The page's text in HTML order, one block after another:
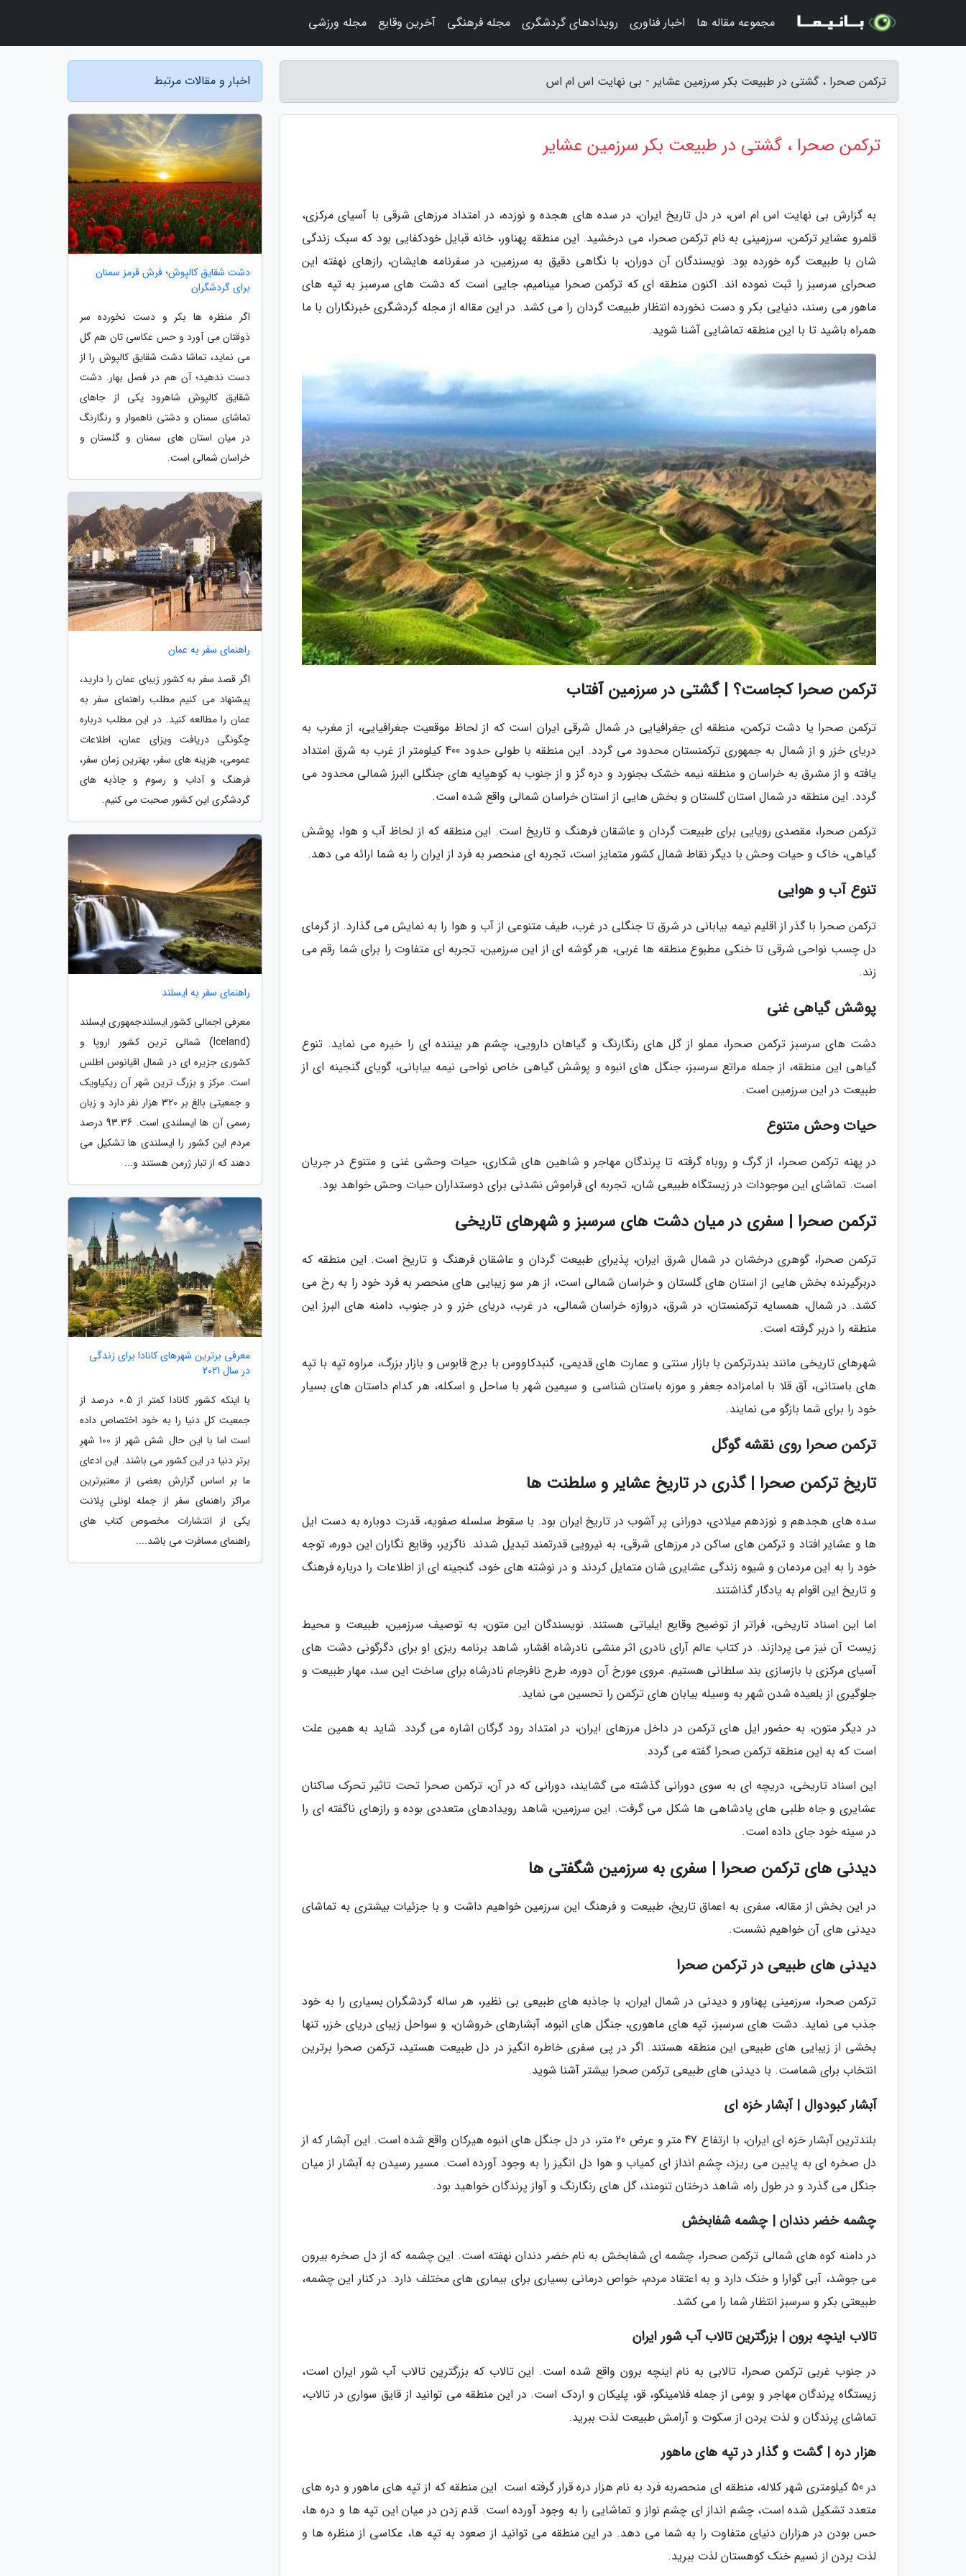
ترکمن صحرا ، گشتی در طبیعت بکر سرزمین عشایر - بی نهایت اس ام اس
ترکمن صحرا ، گشتی در طبیعت بکر سرزمین عشایر
به گزارش بی نهایت اس ام اس، در دل تاریخ ایران، در سده های هجده و نوزده، در امتداد مرزهای شرقی با آسیای مرکزی،
قلمرو عشایر ترکمن، سرزمینی به نام ترکمن صحرا، می درخشید. این منطقه پهناور، خانه قبایل خودکفایی بود که سبک زندگی
شان با طبیعت گره خورده بود. نویسندگان آن دوران، با نگاهی دقیق به سرزمین، در سفرنامه هایشان، رازهای نهفته این
صحرای سرسبز را ثبت نموده اند. اکنون منطقه ای که ترکمن صحرا مینامیم، جایی است که دشت های سرسبز به تپه های
ماهور می رسند، دنیایی بکر و دست نخورده انتظار طبیعت گردان را می کشد. در این مقاله از مجله گردشگری خبرنگاران با ما
همراه باشید تا با این منطقه تماشایی آشنا شوید.
ترکمن صحرا کجاست؟ | گشتی در سرزمین آفتاب
ترکمن صحرا یا دشت ترکمن، منطقه ای جغرافیایی در شمال شرقی ایران است که از لحاظ موقعیت جغرافیایی، از مغرب به
دریای خزر و از شمال به جمهوری ترکمنستان محدود می گردد. این منطقه با طولی حدود 400 کیلومتر از غرب به شرق امتداد
یافته و از مشرق به خراسان و منطقه نیمه خشک بجنورد و دره گز و از جنوب به کوهپایه های جنگلی البرز شمالی محدود می
گردد. این منطقه در شمال استان گلستان و بخش هایی از استان خراسان شمالی واقع شده است.
ترکمن صحرا، مقصدی رویایی برای طبیعت گردان و عاشقان فرهنگ و تاریخ است. این منطقه که از لحاظ آب و هوا، پوشش
گیاهی، خاک و حیات وحش با دیگر نقاط شمال کشور متمایز است، تجربه ای منحصر به فرد از ایران را به شما ارائه می دهد.
تنوع آب و هوایی
ترکمن صحرا با گذر از اقلیم نیمه بیابانی در شرق تا جنگلی در غرب، طیف متنوعی از آب و هوا را به نمایش می گذارد. از گرمای
دل چسب نواحی شرقی تا خنکی مطبوع منطقه ها غربی، هر گوشه ای از این سرزمین، تجربه ای متفاوت را برای شما رقم می
زند.
پوشش گیاهی غنی
دشت های سرسبز ترکمن صحرا، مملو از گل های رنگارنگ و گیاهان دارویی، چشم هر بیننده ای را خیره می نماید. تنوع
گیاهی این منطقه، از جمله مراتع سرسبز، جنگل های انبوه و پوشش گیاهی خاص نواحی نیمه بیابانی، گویای گنجینه ای از
طبیعت در این سرزمین است.
حیات وحش متنوع
در پهنه ترکمن صحرا، از گرگ و روباه گرفته تا پرندگان مهاجر و شاهین های شکاری، حیات وحشی غنی و متنوع در جریان
است. تماشای این موجودات در زیستگاه طبیعی شان، تجربه ای فراموش نشدنی برای دوستداران حیات وحش خواهد بود.
ترکمن صحرا | سفری در میان دشت های سرسبز و شهرهای تاریخی
ترکمن صحرا، گوهری درخشان در شمال شرق ایران، پذیرای طبیعت گردان و عاشقان فرهنگ و تاریخ است. این منطقه که
دربرگیرنده بخش هایی از استان های گلستان و خراسان شمالی است، از هر سو زیبایی های منحصر به فرد خود را به رخ می
کشد. در شمال، همسایه ترکمنستان، در شرق، دروازه خراسان شمالی، در غرب، دریای خزر و در جنوب، دامنه های البرز این
منطقه را دربر گرفته است.
شهرهای تاریخی مانند بندرترکمن با بازار سنتی و عمارت های قدیمی، گنبدکاووس با برج قابوس و بازار بزرگ، مراوه تپه با تپه
های باستانی، آق قلا با امامزاده جعفر و موزه باستان شناسی و سیمین شهر با ساحل و اسکله، هر کدام داستان های بسیار
خود را برای شما بازگو می نمایند.
ترکمن صحرا روی نقشه گوگل
تاریخ ترکمن صحرا | گذری در تاریخ عشایر و سلطنت ها
سده های هجدهم و نوزدهم میلادی، دورانی پر آشوب در تاریخ ایران بود. با سقوط سلسله صفویه، قدرت دوباره به دست ایل
ها و عشایر افتاد و ترکمن های ساکن در مرزهای شرقی، به نیرویی قدرتمند تبدیل شدند. ناگزیر، وقایع نگاران این دوره، توجه
خود را به این مردمان و شیوه زندگی عشایری شان متمایل کردند و در نوشته های خود، گنجینه ای از اطلاعات را درباره فرهنگ
و تاریخ این اقوام به یادگار گذاشتند.
اما این اسناد تاریخی، فراتر از توضیح وقایع ایلیاتی هستند. نویسندگان این متون، به توصیف سرزمین، طبیعت و محیط
زیست آن نیز می پردازند. در کتاب عالم آرای نادری اثر منشی نادرشاه افشار، شاهد برنامه ریزی او برای دگرگونی دشت های
آسیای مرکزی با بازسازی بند سلطانی هستیم. مروی مورخ آن دوره، طرح نافرجام نادرشاه برای ساخت این سد، مهار طبیعت و
جلوگیری از بلعیده شدن شهر به وسیله بیابان های ترکمن را تحسین می نماید.
در دیگر متون، به حضور ایل های ترکمن در داخل مرزهای ایران، در امتداد رود گرگان اشاره می گردد. شاید به همین علت
است که به این منطقه ترکمن صحرا گفته می گردد.
این اسناد تاریخی، دریچه ای به سوی دورانی گذشته می گشایند، دورانی که در آن، ترکمن صحرا تحت تاثیر تحرک ساکنان
عشایری و جاه طلبی های پادشاهی ها شکل می گرفت. این سرزمین، شاهد رویدادهای متعددی بوده و رازهای ناگفته ای را
در سینه خود جای داده است.
دیدنی های ترکمن صحرا | سفری به سرزمین شگفتی ها
در این بخش از مقاله، سفری به اعماق تاریخ، طبیعت و فرهنگ این سرزمین خواهیم داشت و با جزئیات بیشتری به تماشای
دیدنی های آن خواهیم نشست.
دیدنی های طبیعی در ترکمن صحرا
ترکمن صحرا، سرزمینی پهناور و دیدنی در شمال ایران، با جاذبه های طبیعی بی نظیر، هر ساله گردشگران بسیاری را به خود
جذب می نماید. دشت های سرسبز، تپه های ماهوری، جنگل های انبوه، آبشارهای خروشان، و سواحل زیبای دریای خزر، تنها
بخشی از زیبایی های طبیعی این منطقه هستند. اگر در پی سفری خاطره انگیز در دل طبیعت هستید، ترکمن صحرا برترین
انتخاب برای شماست. با دیدنی های طبیعی ترکمن صحرا بیشتر آشنا شوید.
آبشار کبودوال | آبشار خزه ای
بلندترین آبشار خزه ای ایران، با ارتفاع 47 متر و عرض 20 متر، در دل جنگل های انبوه هیرکان واقع شده است. این آبشار که از
دل صخره ای به پایین می ریزد، چشم انداز ای کمیاب و هوا دل انگیز را به وجود آورده است. مسیر رسیدن به آبشار از میان
جنگل می گذرد و در طول راه، شاهد درختان تنومند، گل های رنگارنگ و آواز پرندگان خواهید بود.
چشمه خضر دندان | چشمه شفابخش
در دامنه کوه های شمالی ترکمن صحرا، چشمه ای شفابخش به نام خضر دندان نهفته است. این چشمه که از دل صخره بیرون
می جوشد، آبی گوارا و خنک دارد و به اعتقاد مردم، خواص درمانی بسیاری برای بیماری های مختلف دارد. در کنار این چشمه،
طبیعتی بکر و سرسبز انتظار شما را می کشد.
تالاب اینچه برون | بزرگترین تالاب آب شور ایران
در جنوب غربی ترکمن صحرا، تالابی به نام اینچه برون واقع شده است. این تالاب که بزرگترین تالاب آب شور ایران است،
زیستگاه پرندگان مهاجر و بومی از جمله فلامینگو، قو، پلیکان و اردک است. در این منطقه می توانید از قایق سواری در تالاب،
تماشای پرندگان و لذت بردن از سکوت و آرامش طبیعت لذت ببرید.
هزار دره | گشت و گذار در تپه های ماهور
در 50 کیلومتری شهر کلاله، منطقه ای منحصربه فرد به نام هزار دره قرار گرفته است. این منطقه که از تپه های ماهور و دره های
متعدد تشکیل شده است، چشم انداز ای چشم نواز و تماشایی را به وجود آورده است. قدم زدن در میان این تپه ها و دره ها،
حس بودن در هزاران دنیای متفاوت را به شما می دهد. در این منطقه می توانید از صعود به تپه ها، عکاسی از منظره ها و
لذت بردن از نسیم خنک کوهستان لذت ببرید.
اخبار و مقالات مرتبط
دشت شقایق کالپوش؛ فرش قرمز سمنان
برای گردشگران
اگر منظره ها بکر و دست نخورده سر
ذوقتان می آورد و حس عکاسی تان هم گل
می نماید، تماشا دشت شقایق کالپوش را از
دست ندهید؛ آن هم در فصل بهار. دشت
شقایق کالپوش شاهرود یکی از جاهای
تماشای سمنان و دشتی ناهموار و رنگارنگ
در میان استان های سمنان و گلستان و
خراسان شمالی است.
راهنمای سفر به عمان
اگر قصد سفر به کشور زیبای عمان را دارید،
پیشنهاد می کنیم مطلب راهنمای سفر به
عمان را مطالعه کنید. در این مطلب درباره
چگونگی دریافت ویزای عمان، اطلاعات
عمومی، هزینه های سفر، بهترین زمان سفر،
فرهنگ و آداب و رسوم و جاذبه های
گردشگری این کشور صحبت می کنیم.
راهنمای سفر به ایسلند
معرفی اجمالی کشور ایسلندجمهوری ایسلند
(Iceland) شمالی­ ترین کشور اروپا و
کشوری جزیره ای در شمال اقیانوس اطلس
است. مرکز و بزرگ ترین شهر آن ریکیاویک
و جمعیتی بالغ بر 320 هزار نفر دارد و زبان
رسمی آن ها ایسلندی است. 93.36 درصد
مردم این کشور را ایسلندی ها تشکیل می
دهند که از تبار ژرمن هستند و...
معرفی برترین شهرهای کانادا برای زندگی
در سال 2021
با اینکه کشور کانادا کمتر از 0.5 درصد از
جمعیت کل دنیا را به خود اختصاص داده
است اما با این حال شش شهر از 100 شهرِ
برتر دنیا در این کشور می باشند. این ادعای
ما بر اساس گزارش بعضی از معتبرترین
مراکز راهنمای سفر از جمله لونلی پلانت
یکی از انتشارات مخصوص کتاب های
راهنمای مسافرت می باشد....
مجموعه مقاله ها اخبار فناوری رویدادهای گردشگری مجله فرهنگی آخرین وقایع مجله ورزشی